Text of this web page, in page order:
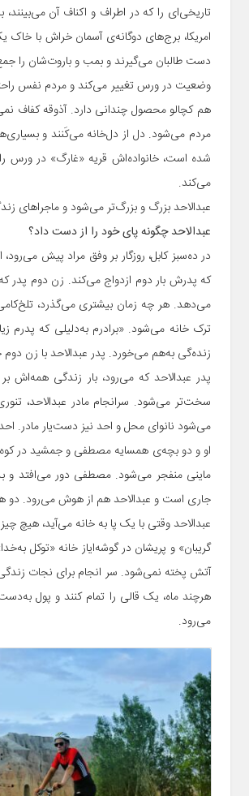
تاریخی‌‌ای را که در اطراف و اکناف آن می‌بینند،
دست طالبان می‌گیرند و بمب و باروت‌شان را
وضعیت در ورس تغییر می‌کند و مردم نفس
هم کچالو محصول چندانی دارد. آذوقه کفاف
شده است، خانواده‌اش قریه «غارگ» در ورس
می‌کند.
عبدالاحد بزرگ و بزرگ‌تر می‌شود و ماجراهای
عبدالاحد چگونه پای خود را از دست داد؟
در ده‌سبز کابل، روزگار بر وفق مراد پیش
که پدرش بار دوم ازدواج می‌کند. زن دوم پدر
می‌دهد. هر چه زمان بیشتری می‌گذرد،
ترک خانه می‌شود. «برادرم به‌دلیلی که پدرم
زنده‌گی به‌هم می‌خورد. پدر عبدالاحد با زن
پدر عبدالاحد که می‌رود، بار زندگی
سخت‌تر می‌شود. سرانجام مادر عبدالاحد،
می‌شود نانوای محل و احد نیز دست‌یار مادر.
او و دو بچه‌ی همسایه مصطفی و جمشید در
ماینی منفجر می‌شود. مصطفی دور می‌افتد
جاری است و عبدالاحد هم از هوش می‌رود. دو
عبدالاحد وقتی با یک پا به خانه می‌آید،
گریبان» و پریشان در گوشه‌‌ایاز خانه «توکل
آتش پخته نمی‌شود. سر انجام برای نجات زندگی
هرچند ماه، یک قالی را تمام کنند و پول
می‌رود.